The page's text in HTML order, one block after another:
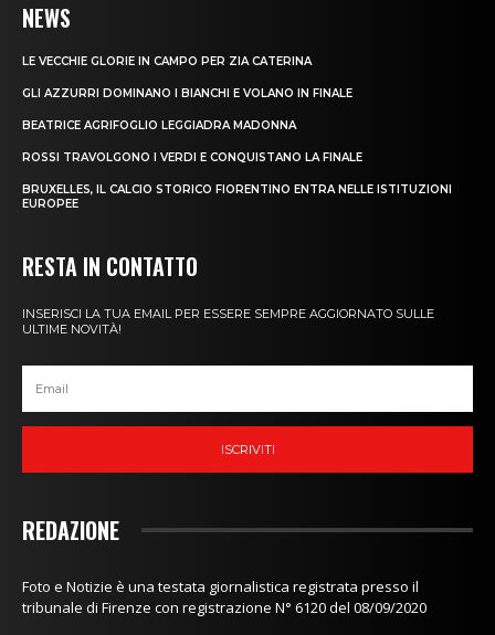
NEWS
LE VECCHIE GLORIE IN CAMPO PER ZIA CATERINA
GLI AZZURRI DOMINANO I BIANCHI E VOLANO IN FINALE
BEATRICE AGRIFOGLIO LEGGIADRA MADONNA
ROSSI TRAVOLGONO I VERDI E CONQUISTANO LA FINALE
BRUXELLES, IL CALCIO STORICO FIORENTINO ENTRA NELLE ISTITUZIONI
EUROPEE
RESTA IN CONTATTO
INSERISCI LA TUA EMAIL PER ESSERE SEMPRE AGGIORNATO SULLE
ULTIME NOVITÀ!
ISCRIVITI
REDAZIONE
Foto e Notizie è una testata giornalistica registrata presso il
tribunale di Firenze con registrazione N° 6120 del 08/09/2020